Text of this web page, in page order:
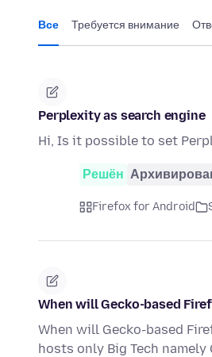
Все Требуется внимание
Perplexity as search engine
Hi, Is it possible to set
Решён
Firefox for Android
When will Gecko-based
When will Gecko-based
hosts only Big Tech